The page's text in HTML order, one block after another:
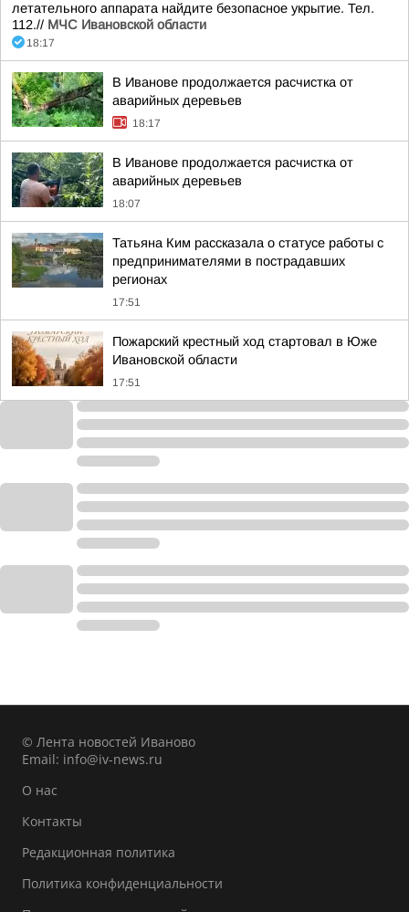
летательного аппарата найдите безопасное укрытие. Тел.
112.// МЧС Ивановской области
18:17
В Иванове продолжается расчистка от
аварийных деревьев
18:17
В Иванове продолжается расчистка от
аварийных деревьев
18:07
Татьяна Ким рассказала о статусе работы с
предпринимателями в пострадавших
регионах
17:51
Пожарский крестный ход стартовал в Юже
Ивановской области
17:51
© Лента новостей Иваново
Email: info@iv-news.ru
О нас
Контакты
Редакционная политика
Политика конфиденциальности